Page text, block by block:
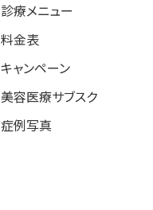
診療メニュー
料金表
キャンペーン
美容医療サブスク
症例写真